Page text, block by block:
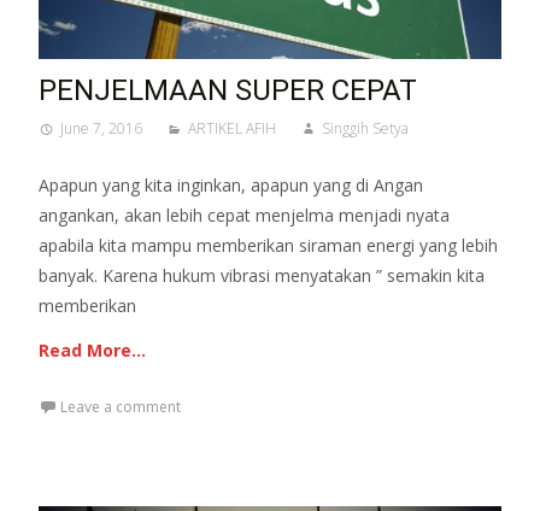
PENJELMAAN SUPER CEPAT
June 7, 2016 ARTIKEL AFIH Singgih Setya
Apapun yang kita inginkan, apapun yang di Angan
angankan, akan lebih cepat menjelma menjadi nyata
apabila kita mampu memberikan siraman energi yang lebih
banyak. Karena hukum vibrasi menyatakan ” semakin kita
memberikan
Read More…
Leave a comment